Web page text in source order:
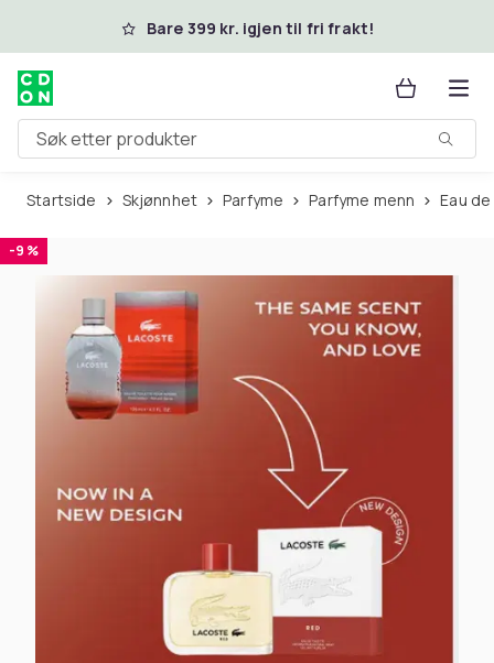
Hopp til hovedinnholdBare 399 kr. igjen til fri frakt!
Søk etter produkter
Startside Skjønnhet Parfyme Parfyme menn Eau
-9 %